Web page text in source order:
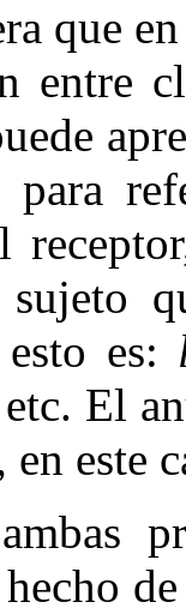
que
entre
para
es:
El
este